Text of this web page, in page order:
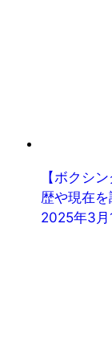
【ボクシ
歴や現在を
2025年3月